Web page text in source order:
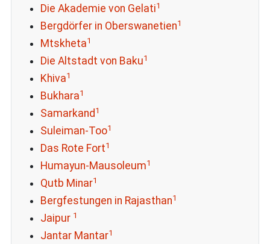
Die Akademie von Gelati1
Bergdörfer in Oberswanetien1
Mtskheta1
Die Altstadt von Baku1
Khiva1
Bukhara1
Samarkand 1
Suleiman-Too1
Das Rote Fort1
Humayun-Mausoleum1
Qutb Minar1
Bergfestungen in Rajasthan1
Jaipur 1
Jantar Mantar1